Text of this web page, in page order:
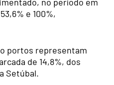
e 100%,
portos representam
de 14,8%, dos
Setúbal.